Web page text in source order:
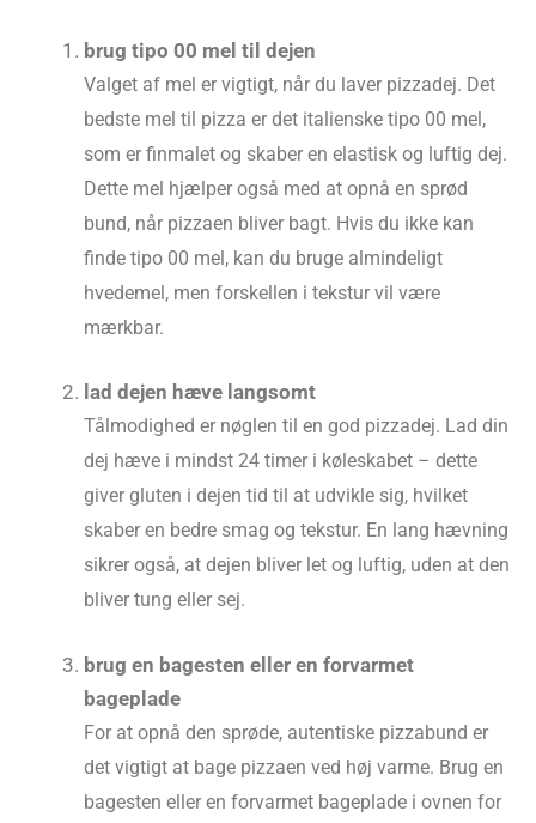
brug tipo 00 mel til dejen
Valget af mel er vigtigt, når du laver pizzadej. Det
bedste mel til pizza er det italienske tipo 00 mel,
som er finmalet og skaber en elastisk og luftig dej.
Dette mel hjælper også med at opnå en sprød
bund, når pizzaen bliver bagt. Hvis du ikke kan
finde tipo 00 mel, kan du bruge almindeligt
hvedemel, men forskellen i tekstur vil være
mærkbar.
lad dejen hæve langsomt
Tålmodighed er nøglen til en god pizzadej. Lad din
dej hæve i mindst 24 timer i køleskabet – dette
giver gluten i dejen tid til at udvikle sig, hvilket
skaber en bedre smag og tekstur. En lang hævning
sikrer også, at dejen bliver let og luftig, uden at den
bliver tung eller sej.
brug en bagesten eller en forvarmet
bageplade
For at opnå den sprøde, autentiske pizzabund er
det vigtigt at bage pizzaen ved høj varme. Brug en
bagesten eller en forvarmet bageplade i ovnen for